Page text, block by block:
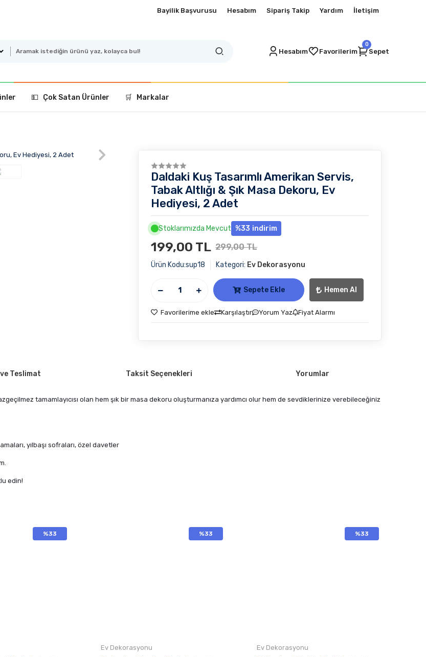
Bayilik Başvurusu Hesabım Sipariş Takip Yardım İletişim
Hesabım Favorilerim
0
Sepet
💵 Çok Satan Ürünler 🛒 Markalar
Daldaki Kuş Tasarımlı Amerikan Servis,
Tabak Altlığı & Şık Masa Dekoru, Ev
Hediyesi, 2 Adet
Stoklarımızda Mevcut %33 indirim
199,00 TL 299,00 TL
Ürün Kodu:sup18 Kategori: Ev Dekorasyonu
Sepete Ekle Hemen Al
Favorilerime ekle Karşılaştır Yorum Yaz Fiyat Alarmı
Teslimat Taksit Seçenekleri Yorumlar
tamamlayıcısı olan hem şık bir masa dekoru oluşturmanıza yardımcı olur hem de sevdiklerinize verebileceğiniz
yılbaşı sofraları, özel davetler
edin!
%33 %33
Ev Dekorasyonu
%33
Ev Dekorasyonu